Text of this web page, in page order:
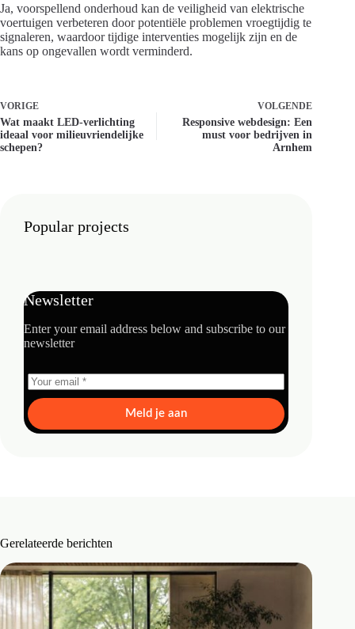
Ja, voorspellend onderhoud kan de veiligheid van elektrische
voertuigen verbeteren door potentiële problemen vroegtijdig te
signaleren, waardoor tijdige interventies mogelijk zijn en de
kans op ongevallen wordt verminderd.
VORIGE
Wat maakt LED-verlichting
ideaal voor milieuvriendelijke
schepen?
VOLGENDE
Responsive webdesign: Een
must voor bedrijven in
Arnhem
Popular projects
Newsletter
Enter your email address below and subscribe to our
newsletter
Meld je aan
Gerelateerde berichten